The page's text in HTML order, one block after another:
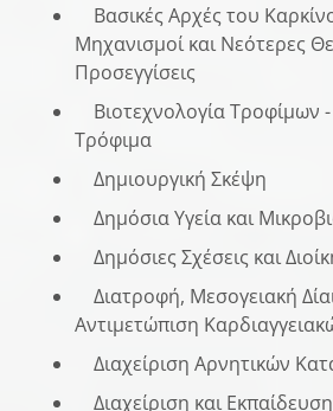
Βασικές Αρχές του
Μηχανισμοί και Νεότερες
Προσεγγίσεις
Βιοτεχνολογία Τροφίμων -
Τρόφιμα
Δημιουργική Σκέψη
Δημόσια Υγεία και
Δημόσιες Σχέσεις και
Διατροφή, Μεσογειακή
Αντιμετώπιση
Διαχείριση Αρνητικών
Διαχείριση και